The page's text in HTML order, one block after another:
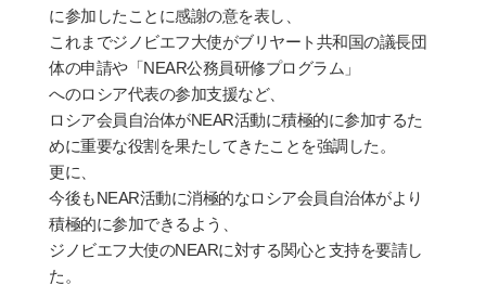
に参加したことに感謝の意を表し、
これまでジノビエフ大使がブリヤー ト共和国の議長団
体の申請や「NEAR公務員研修プログラム」
へのロシア代表の参加支援など、
ロシア会員自治体がNEAR活動に積極的に参加するた
めに重要な役割を果たしてきたことを強調した。
更に、
今後もNEAR活動に消極的なロシア会員自治体がより
積極的に参加できるよう、
ジノビエフ大使のNEARに対する関心と支持を要請し
た。